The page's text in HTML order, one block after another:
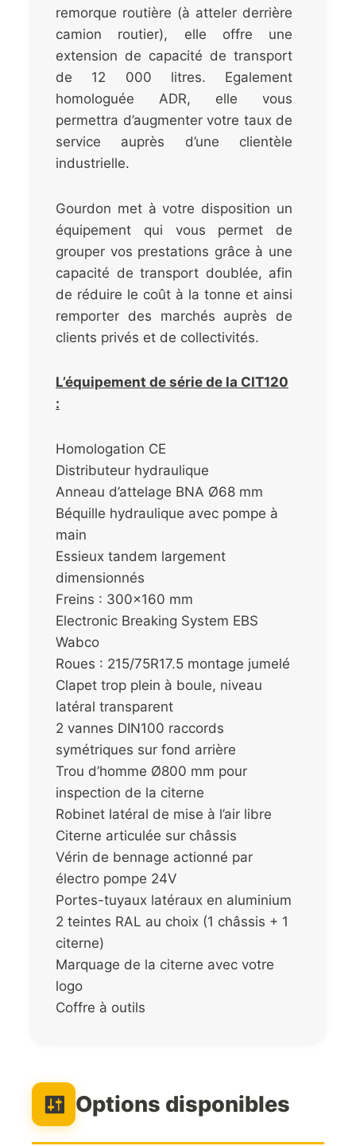
remorque routière (à atteler derrière
camion routier), elle offre une
extension de capacité de transport
de 12 000 litres. Egalement
homologuée ADR, elle vous
permettra d’augmenter votre taux de
service auprès d’une clientèle
industrielle.
Gourdon met à votre disposition un
équipement qui vous permet de
grouper vos prestations grâce à une
capacité de transport doublée, afin
de réduire le coût à la tonne et ainsi
remporter des marchés auprès de
clients privés et de collectivités.
L’équipement de série de la CIT120
:
Homologation CE
Distributeur hydraulique
Anneau d’attelage BNA Ø68 mm
Béquille hydraulique avec pompe à
main
Essieux tandem largement
dimensionnés
Freins : 300×160 mm
Electronic Breaking System EBS
Wabco
Roues : 215/75R17.5 montage jumelé
Clapet trop plein à boule, niveau
latéral transparent
2 vannes DIN100 raccords
symétriques sur fond arrière
Trou d’homme Ø800 mm pour
inspection de la citerne
Robinet latéral de mise à l’air libre
Citerne articulée sur châssis
Vérin de bennage actionné par
électro pompe 24V
Portes-tuyaux latéraux en aluminium
2 teintes RAL au choix (1 châssis + 1
citerne)
Marquage de la citerne avec votre
logo
Coffre à outils
Options disponibles